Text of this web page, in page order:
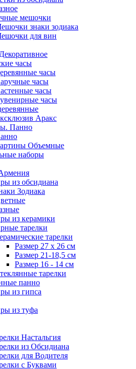
мешочки
знаки зодиака
для вин
часы
часы
часы
часы
часы
Аракс
Панно
Объемные
наборы
из обсидиана
Зодиака
из керамики
тарелки
тарелки
Размер 27 х 26 см
Размер 21-18,5 см
Размер 16 - 14 см
тарелки
панно
из гипса
из туфа
Настальгия
из Обсидиана
для Водителя
с Буквами